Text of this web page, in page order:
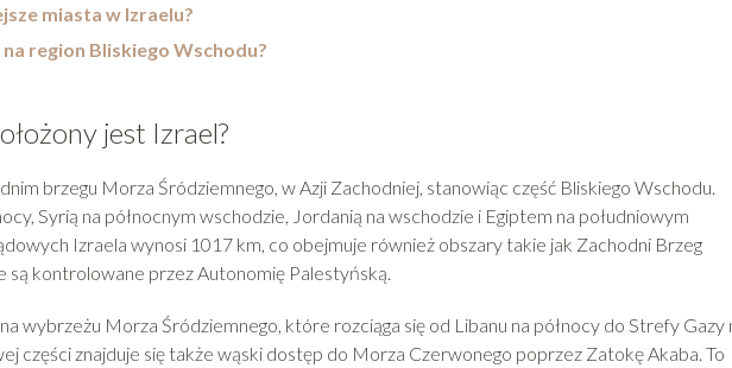
miasta w Izraelu?
na region Bliskiego Wschodu?
jest Izrael?
brzegu Morza Śródziemnego, w Azji Zachodniej, stanowiąc część Bliskiego Wschodu.
Syrią na północnym wschodzie, Jordanią na wschodzie i Egiptem na południowym
Izraela wynosi 1017 km, co obejmuje również obszary takie jak Zachodni Brzeg
są kontrolowane przez Autonomię Palestyńską.
wybrzeżu Morza Śródziemnego, które rozciąga się od Libanu na północy do Strefy Gazy
części znajduje się także wąski dostęp do Morza Czerwonego poprzez Zatokę Akaba. To